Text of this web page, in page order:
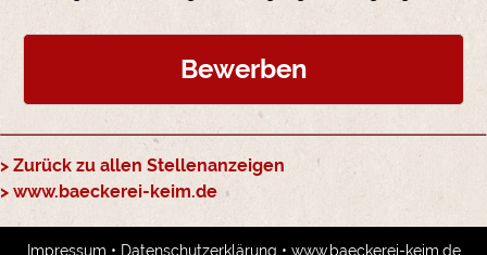
> Zurück zu allen Stellenanzeigen
> www.baeckerei-keim.de
Impressum • Datenschutzerklärung • www.baeckerei-keim.de